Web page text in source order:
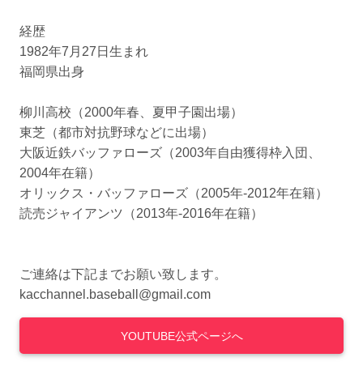
経歴
1982年7月27日生まれ
福岡県出身
柳川高校（2000年春、夏甲子園出場）
東芝（都市対抗野球などに出場）
大阪近鉄バッファローズ（2003年自由獲得枠入団、
2004年在籍）
オリックス・バッファローズ（2005年-2012年在籍）
読売ジャイアンツ（2013年-2016年在籍）
ご連絡は下記までお願い致します。
kacchannel.baseball@gmail.com
YOUTUBE公式ページへ